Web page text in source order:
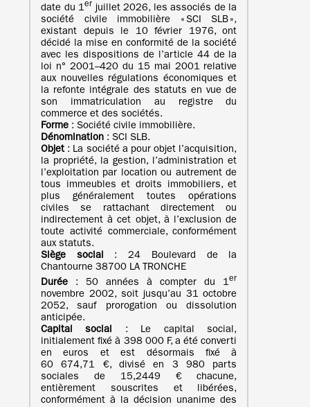
date du 1er juillet 2026, les associés de la
société civile immobilière « SCI SLB »,
existant depuis le 10 février 1976, ont
décidé la mise en conformité de la société
avec les dispositions de l’article 44 de la
loi n° 2001–420 du 15 mai 2001 relative
aux nouvelles régulations économiques et
la refonte intégrale des statuts en vue de
son immatriculation au registre du
commerce et des sociétés.
Forme : Société civile immobilière.
Dénomination : SCI SLB.
Objet: La société a pour objet l’acquisition,
la propriété, la gestion, l’administration et
l’exploitation par location ou autrement de
tous immeubles et droits immobiliers, et
plus généralement toutes opérations
civiles se rattachant directement ou
indirectement à cet objet, à l’exclusion de
toute activité commerciale, conformément
aux statuts.
Siège social : 24 Boulevard de la
Chantourne 38700 LA TRONCHE
Durée : 50 années à compter du 1er
novembre 2002, soit jusqu’au 31 octobre
2052, sauf prorogation ou dissolution
anticipée.
Capital social : Le capital social,
initialement fixé à 398 000 F, a été converti
en euros et est désormais fixé à
60 674,71 €, divisé en 3 980 parts
sociales de 15,2449 € chacune,
entièrement souscrites et libérées,
conformément à la décision unanime des